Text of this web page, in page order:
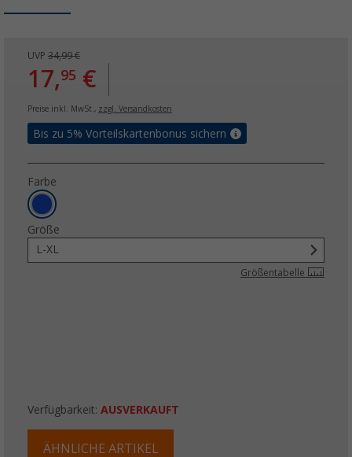
UVP 34,99 €
17,95 €
Preise inkl. MwSt., zzgl. Versandkosten
Bis zu 5% Vorteilskartenbonus sichern
Farbe
Größe
L-XL
Größentabelle
Verfügbarkeit: AUSVERKAUFT
ÄHNLICHE ARTIKEL